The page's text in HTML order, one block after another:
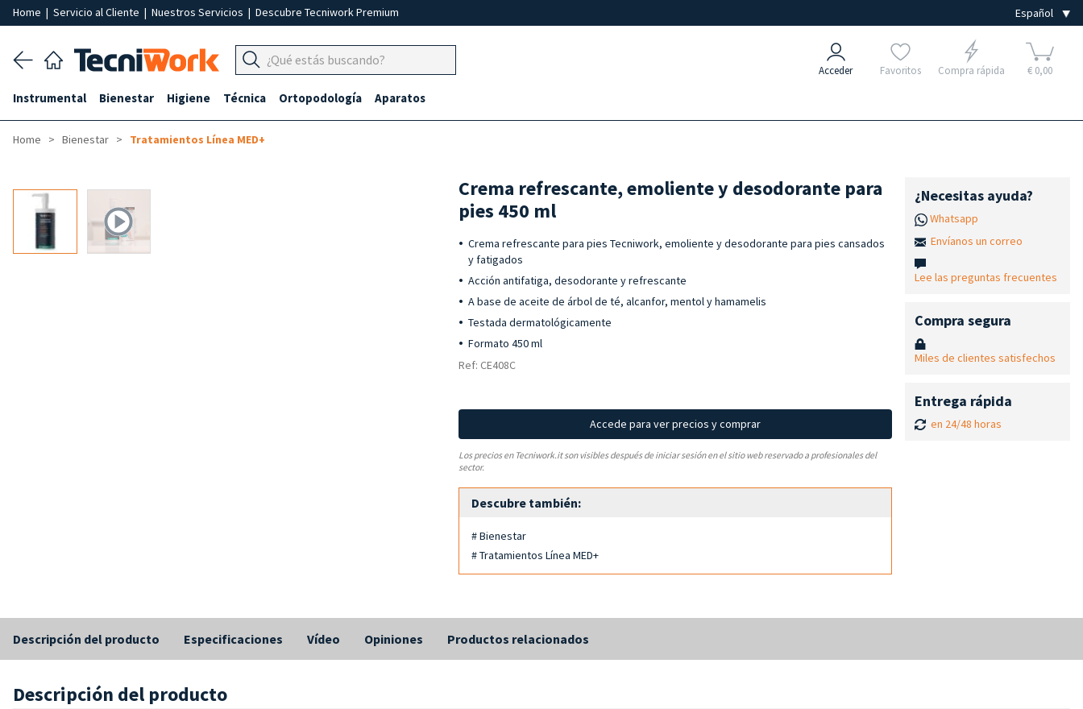
Home | Servicio al Cliente | Nuestros Servicios | Descubre Tecniwork Premium
Acceder Favoritos Compra rápida € 0,00
Instrumental Bienestar Higiene Técnica Ortopodología Aparatos
Home Bienestar Tratamientos Línea MED+
Crema refrescante, emoliente y desodorante para
pies 450 ml
Crema refrescante para pies Tecniwork, emoliente y desodorante para pies cansados
y fatigados
Acción antifatiga, desodorante y refrescante
A base de aceite de árbol de té, alcanfor, mentol y hamamelis
Testada dermatológicamente
Formato 450 ml
Ref: CE408C
Accede para ver precios y comprar
Los precios en Tecniwork.it son visibles después de iniciar sesión en el sitio web reservado a profesionales del
sector.
Descubre también:
# Bienestar
# Tratamientos Línea MED+
¿Necesitas ayuda?
Whatsapp
Envíanos un correo
Lee las preguntas frecuentes
Compra segura
Miles de clientes satisfechos
Entrega rápida
en 24/48 horas
Descripción del producto Especificaciones Vídeo Opiniones Productos relacionados
Descripción del producto